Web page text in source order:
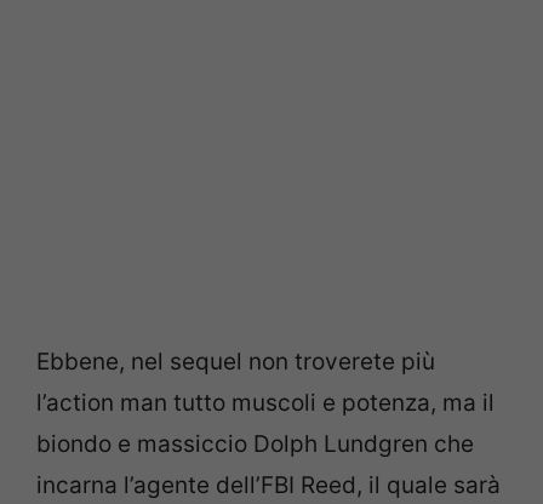
Ebbene, nel sequel non troverete più
l’action man tutto muscoli e potenza, ma il
biondo e massiccio Dolph Lundgren che
incarna l’agente dell’FBI Reed, il quale sarà